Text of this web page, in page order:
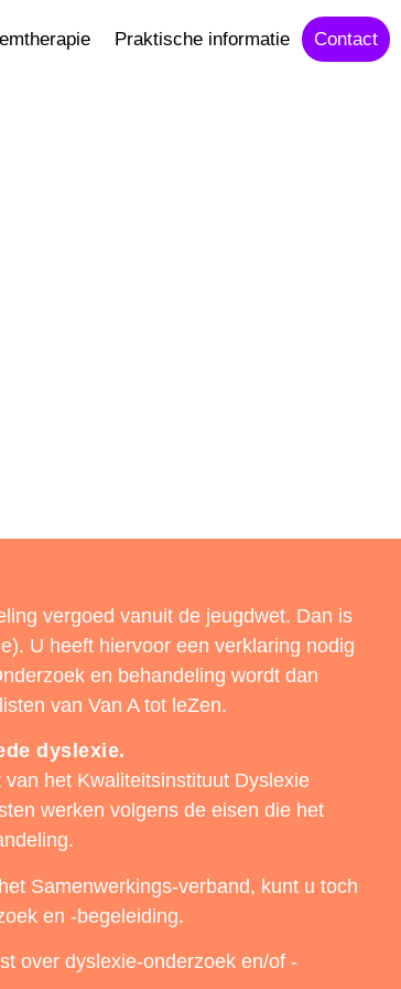
Praktische informatie Contact
vergoed vanuit de jeugdwet. Dan is
U heeft hiervoor een verklaring nodig
en behandeling wordt dan
van Van A tot leZen.
dyslexie.
het Kwaliteitsinstituut Dyslexie
werken volgens de eisen die het
Samenwerkings-verband, kunt u toch
en -begeleiding.
over dyslexie-onderzoek en/of -